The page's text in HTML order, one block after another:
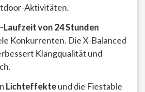
Aktivitäten.
von 24 Stunden
Konkurrenten. Die X-Balanced
Klangqualität und
Lichteffekteund die Fiestable